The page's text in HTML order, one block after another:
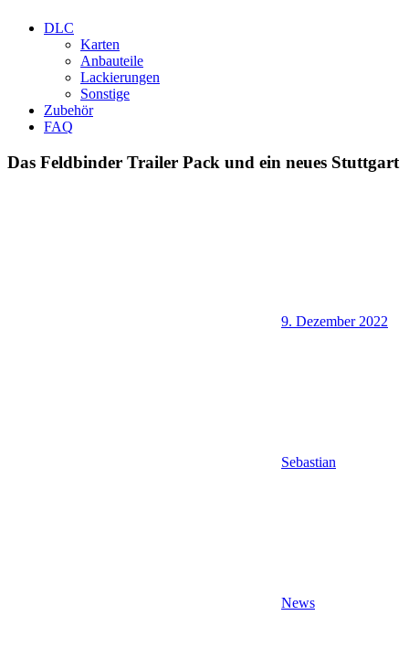
DLC
Karten
Anbauteile
Lackierungen
Sonstige
Zubehör
FAQ
Das Feldbinder Trailer Pack und ein neues Stuttgart
9. Dezember 2022
Sebastian
News